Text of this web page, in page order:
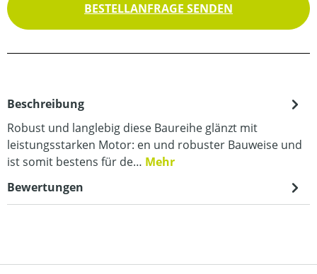
BESTELLANFRAGE SENDEN
Beschreibung
Robust und langlebig diese Baureihe glänzt mit
leistungsstarken Motor: en und robuster Bauweise und
ist somit bestens für de… Mehr
Bewertungen